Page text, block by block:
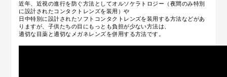
近年、近視の進行を防ぐ方法としてオルソケラトロジー（夜間のみ特別
に設計されたコンタクトレンズを装用）や
日中特別に設計されたソフトコンタクトレンズを装用する方法などがあ
りますが、子供たちの目にもっとも負担が少ない方法は、
適切な目薬と適切なメガネレンズを併用する方法です。